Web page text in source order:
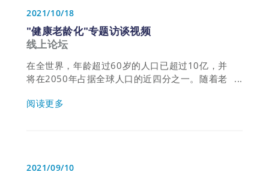
2021/10/18
"健康老龄化"专题访谈视频
线上论坛
在全世界，年龄超过60岁的人口已超过10亿，并
将在2050年占据全球人口的近四分之一。随着老
病、肿瘤等疾病的患病人数会进一步增加，由此带
读者们呈现意见领袖的思考。
阅读更多
2021/09/10